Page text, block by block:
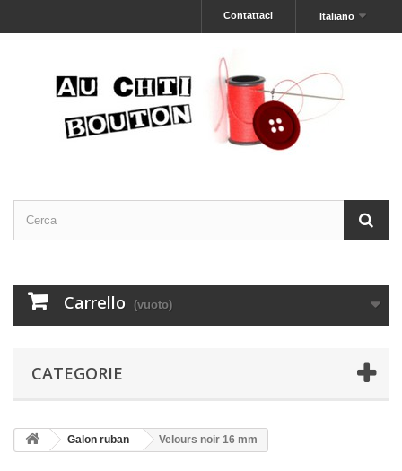
Italiano
Contattaci
Carrello (vuoto)
CATEGORIE
Galon ruban Velours noir 16 mm